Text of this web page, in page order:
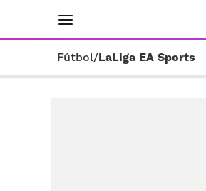
Fútbol/LaLiga EA Sports